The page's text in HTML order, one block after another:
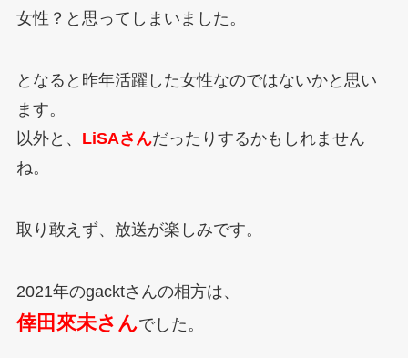
女性？と思ってしまいました。
となると昨年活躍した女性なのではないかと思い
ます。
以外と、 LiSAさんだったりするかもしれません
ね。
取り敢えず、放送が楽しみです。
2021年のgacktさんの相方は、
倖田來未さんでした。